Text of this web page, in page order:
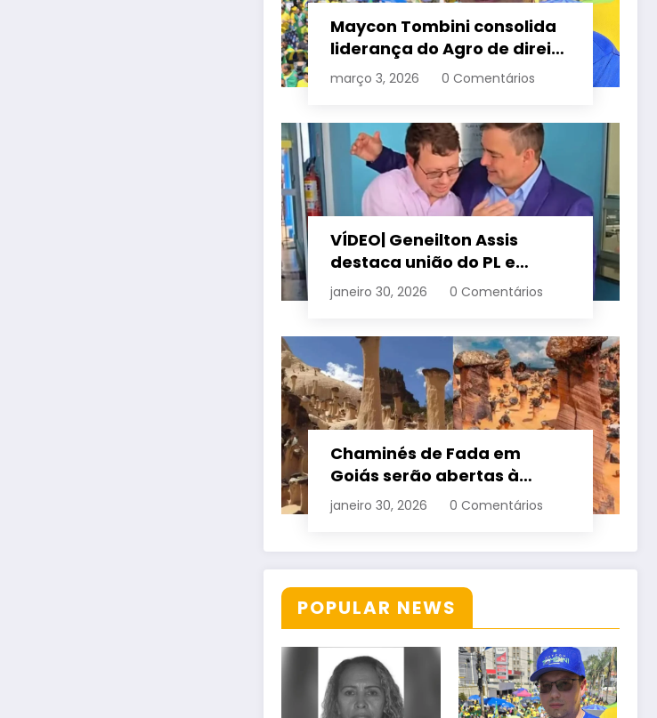
Maycon Tombini consolida
liderança do Agro de direita
em manifestação “Acorda
Brasil” em Goiânia
março 3, 2026 0 Comentários
VÍDEO| Geneilton Assis
destaca união do PL e
consolidação de apoio a
Maycon Tombini em Jataí
janeiro 30, 2026 0 Comentários
Chaminés de Fada em
Goiás serão abertas à
visitação controlada
janeiro 30, 2026 0 Comentários
POPULAR NEWS